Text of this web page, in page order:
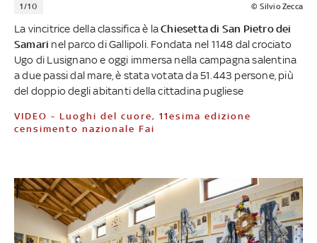
1/10 © Silvio Zecca
La vincitrice della classifica è laChiesetta di San Pietro dei
Samari nel parco di Gallipoli. Fondata nel 1148 dal crociato
Ugo di Lusignano e oggi immersa nella campagna salentina
a due passi dal mare, è stata votata da 51.443 persone, più
del doppio degli abitanti della cittadina pugliese
VIDEO - Luoghi del cuore, 11esima edizione
censimento nazionale Fai